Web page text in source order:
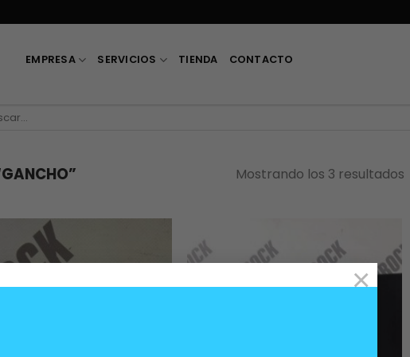
×
EMPRESA SERVICIOS TIENDA CONTACTO
Mostrando los 3 resultados